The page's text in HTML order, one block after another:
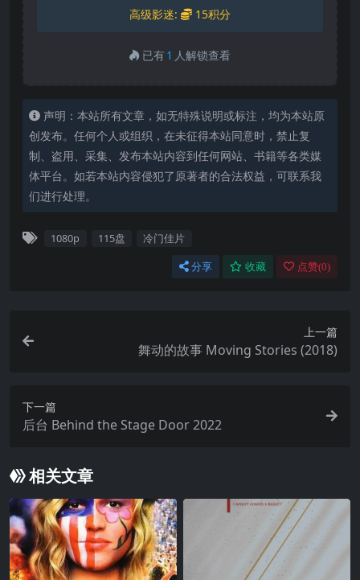
高级影迷:
15积分
已有1 人解锁查看
声明：本站所有文章，如无特殊说明或标注，均为本站原
创发布。任何个人或组织，在未征得本站同意时，禁止复
制、盗用、采集、发布本站内容到任何网站、书籍等各类媒
体平台。如若本站内容侵犯了原著者的合法权益，可联系我
们进行处理。
1080p 115盘 冷门佳片
分享 收藏 点赞(0)
上一篇
舞动的故事 Moving Stories (2018)
下一篇
后台 Behind the Stage Door 2022
相关文章